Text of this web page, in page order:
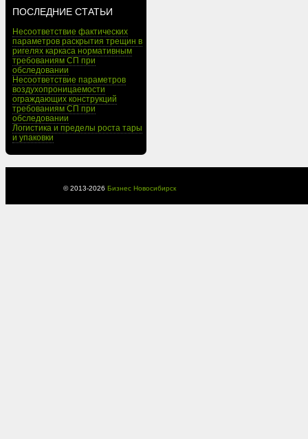
ПОСЛЕДНИЕ СТАТЬИ
Несоответствие фактических
параметров раскрытия трещин в
ригелях каркаса нормативным
требованиям СП при
обследовании
Несоответствие параметров
воздухопроницаемости
ограждающих конструкций
требованиям СП при
обследовании
Логистика и пределы роста тары
и упаковки
© 2013-2026 Бизнес Новосибирск